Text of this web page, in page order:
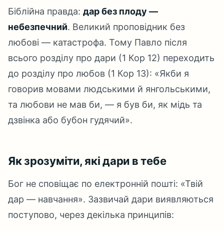
Біблійна правда: дар без плоду —
небезпечний. Великий проповідник без
любові — катастрофа. Тому Павло після
всього розділу про дари (1 Кор 12) переходить
до розділу про любов (1 Кор 13): «Якби я
говорив мовами людськими й янгольськими,
та любови не мав би, — я був би, як мідь та
дзвінка або бубон гудячий».
Як зрозуміти, які дари в тебе
Бог не сповіщає по електронній пошті: «Твій
дар — навчання». Зазвичай дари виявляються
поступово, через декілька принципів: